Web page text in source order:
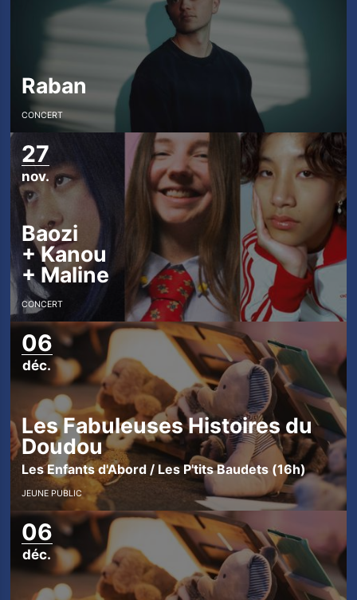
Raban
CONCERT
27
nov.
Baozi
+Kanou
+ Maline
CONCERT
d
é
e
m
b
e
06
déc.
Les Fabuleuses Histoires du
Doudou
Les Enfants d'Abord / Les P'tits Baudets (16h)
JEUNE PUBLIC
06
déc.